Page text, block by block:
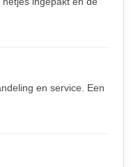
en service. Een